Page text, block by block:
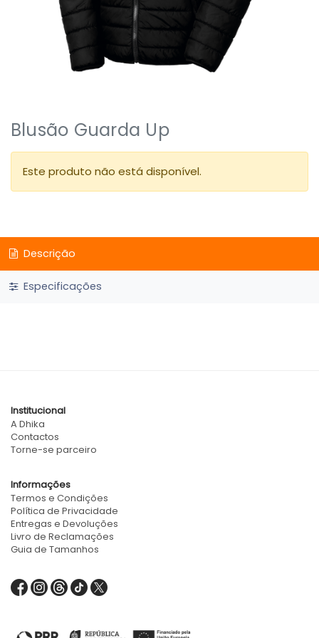
Blusão Guarda Up
Este produto não está disponível.
Descrição
Especificações
Institucional
A Dhika
Contactos
Torne-se parceiro
Informações
Termos e Condições
Política de Privacidade
Entregas e Devoluções
Livro de Reclamações
Guia de Tamanhos